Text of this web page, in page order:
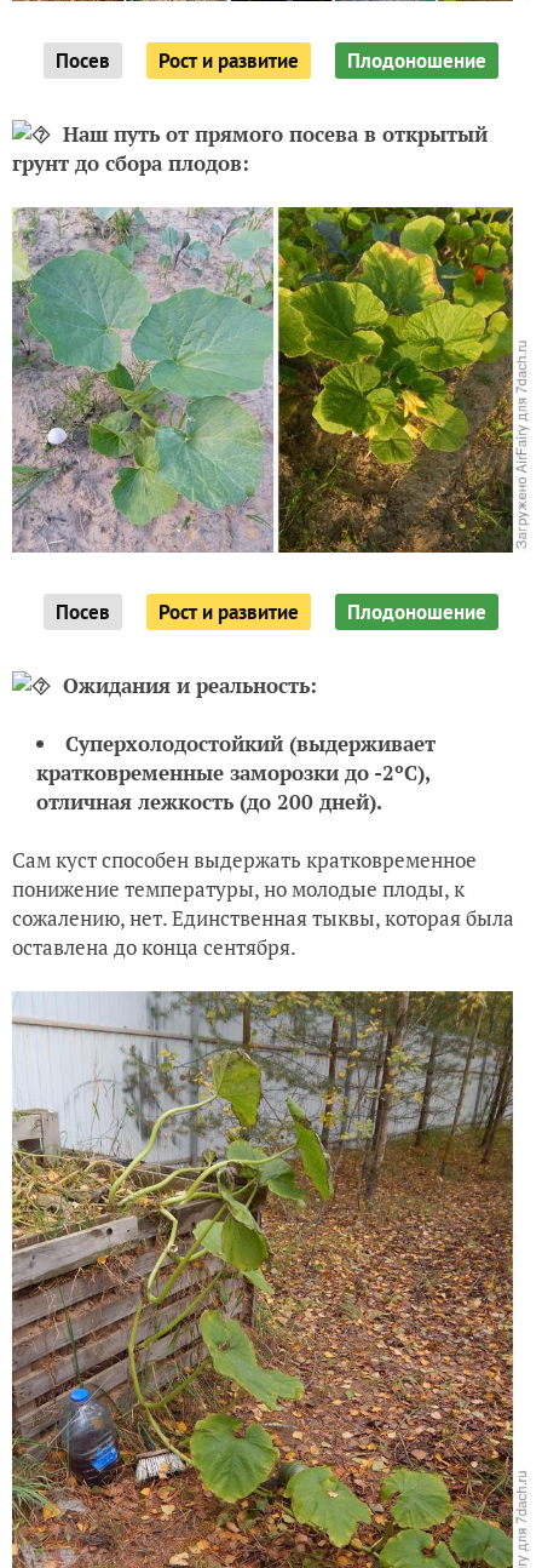
Посев Рост и развитие Плодоношение
Наш путь от прямого посева в открытый
грунт до сбора плодов:
Посев Рост и развитие Плодоношение
Ожидания и реальность:
Суперхолодостойкий (выдерживает
кратковременные заморозки до -2ºС),
отличная лежкость (до 200 дней).
Сам куст способен выдержать кратковременное
понижение температуры, но молодые плоды, к
сожалению, нет. Единственная тыквы, которая была
оставлена до конца сентября.